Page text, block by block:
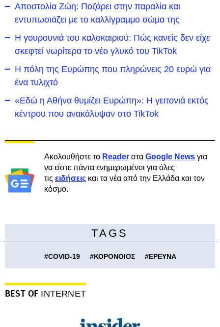
Αποστολία Ζώη: Ποζάρει στην παραλία και
εντυπωσιάζει με το καλλίγραμμο σώμα της
Η γουρουνιά του καλοκαιριού: Πώς κανείς δεν είχε
σκεφτεί νωρίτερα το νέο γλυκό του TikTok
Η πόλη της Ευρώπης που πληρώνεις 20 ευρώ για
ένα τυλιχτό
«Εδώ η Αθήνα θυμίζει Ευρώπη»: H γειτονιά εκτός
κέντρου που ανακάλυψαν στο TikTok
Ακολουθήστε το Reader στα Google News για
να είστε πάντα ενημερωμένοι για όλες
τις ειδήσεις και τα νέα από την Ελλάδα και τον
κόσμο.
TAGS
#COVID-19 #ΚΟΡΟΝΟΙΟΣ #ΕΡΕΥΝΑ
BEST OF INTERNET